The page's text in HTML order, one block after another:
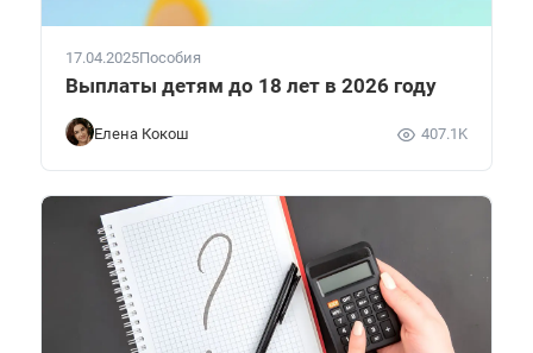
17.04.2025Пособия
Выплаты детям до 18 лет в 2026 году
Елена Кокош 407.1K